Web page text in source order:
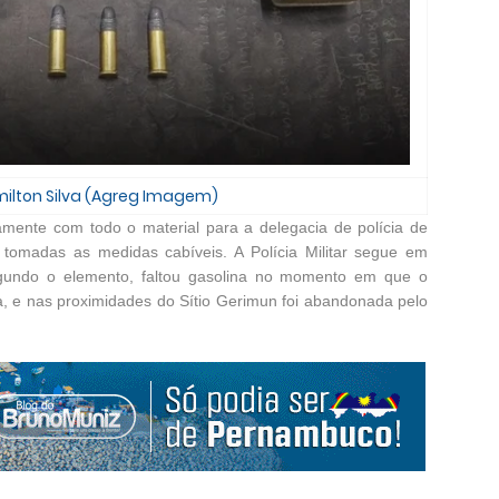
Silva (Agreg Imagem)
com todo o material para a delegacia de polícia de
as medidas cabíveis. A Polícia Militar segue em
o elemento, faltou gasolina no momento em que o
e nas proximidades do Sítio Gerimun foi abandonada pelo